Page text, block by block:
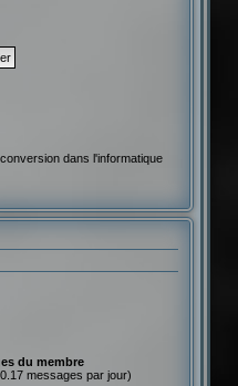
dans l'informatique
du membre
messages par jour)